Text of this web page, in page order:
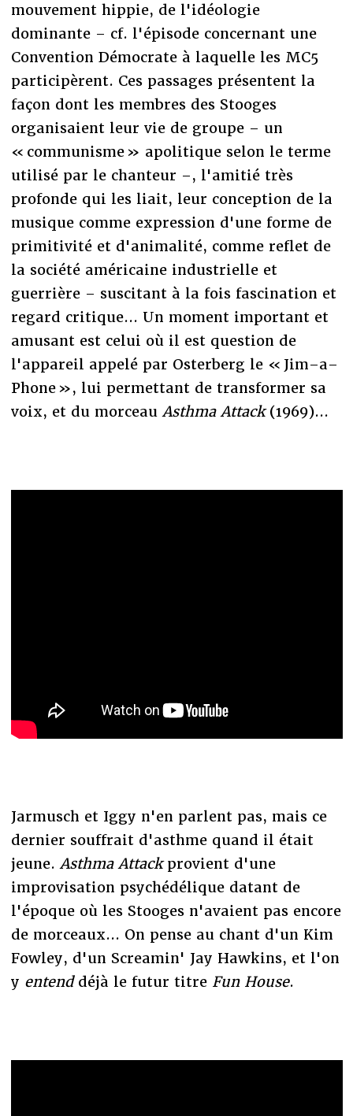
mouvement hippie, de l'idéologie
dominante – cf. l'épisode concernant une
Convention Démocrate à laquelle les MC5
participèrent. Ces passages présentent la
façon dont les membres des Stooges
organisaient leur vie de groupe – un
« communisme » apolitique selon le terme
utilisé par le chanteur –, l'amitié très
profonde qui les liait, leur conception de la
musique comme expression d'une forme de
primitivité et d'animalité, comme reflet de
la société américaine industrielle et
guerrière – suscitant à la fois fascination et
regard critique... Un moment important et
amusant est celui où il est question de
l'appareil appelé par Osterberg le « Jim–a–
Phone », lui permettant de transformer sa
voix, et du morceauAsthma Attack(1969)...
Jarmusch et Iggy n'en parlent pas, mais ce
dernier souffrait d'asthme quand il était
jeune.Asthma Attackprovient d'une
improvisation psychédélique datant de
l'époque où les Stooges n'avaient pas encore
de morceaux... On pense au chant d'un Kim
Fowley, d'un Screamin' Jay Hawkins, et l'on
y entenddéjà le futur titre Fun House.